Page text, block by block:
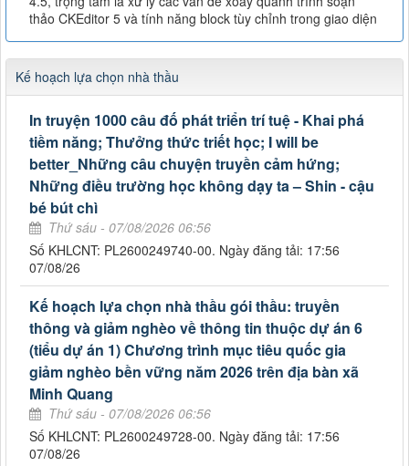
thảo CKEditor 5 và tính năng block tùy chỉnh trong giao diện
Kế hoạch lựa chọn nhà thầu
In truyện 1000 câu đố phát triển trí tuệ - Khai phá
tiềm năng; Thưởng thức triết học; I will be
better_Những câu chuyện truyền cảm hứng;
Những điều trường học không dạy ta – Shin - cậu
bé bút chì
Thứ sáu - 07/08/2026 06:56
Số KHLCNT: PL2600249740-00. Ngày đăng tải: 17:56
07/08/26
Kế hoạch lựa chọn nhà thầu gói thầu: truyền
thông và giảm nghèo về thông tin thuộc dự án 6
(tiểu dự án 1) Chương trình mục tiêu quốc gia
giảm nghèo bền vững năm 2026 trên địa bàn xã
Minh Quang
Thứ sáu - 07/08/2026 06:56
Số KHLCNT: PL2600249728-00. Ngày đăng tải: 17:56
07/08/26